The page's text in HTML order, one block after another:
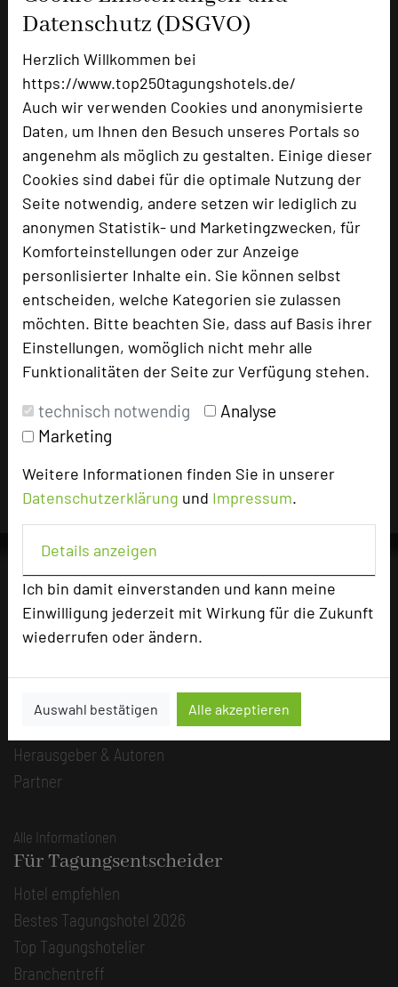
Datenschutz (DSGVO)
Herzlich Willkommen bei
https://www.top250tagungshotels.de/
Auch wir verwenden Cookies und anonymisierte
Daten, um Ihnen den Besuch unseres Portals so
angenehm als möglich zu gestalten. Einige dieser
Cookies sind dabei für die optimale Nutzung der
Seite notwendig, andere setzen wir lediglich zu
anonymen Statistik- und Marketingzwecken, für
Komforteinstellungen oder zur Anzeige
personlisierter Inhalte ein. Sie können selbst
entscheiden, welche Kategorien sie zulassen
möchten. Bitte beachten Sie, dass auf Basis ihrer
Einstellungen, womöglich nicht mehr alle
Funktionalitäten der Seite zur Verfügung stehen.
technisch notwendig
Analyse
Marketing
Weitere Informationen finden Sie in unserer
Datenschutzerklärung und Impressum.
Details anzeigen
Ich bin damit einverstanden und kann meine
Einwilligung jederzeit mit Wirkung für die Zukunft
wiederrufen oder ändern.
Auswahl bestätigen Alle akzeptieren
Doppelzimmer
Einzelzimmer
Besonders geeignet für
Seminar, Konferenz, Event
85 Seiten dieses Hotels wurden in den
vergangenen 30 Tagen auf diesem Portal
aufgerufen.
Impressum zum Hotel
Für die Verwendung der Bilder haben die jeweiligen
Hotels die Nutzungsrechte für dieses Portal eingeräumt
Die Idee
Über uns
Mission
Kategorie
Herausgeber & Autoren
Partner
Alle Informationen
Für Tagungsentscheider
Hotel empfehlen
Bestes Tagungshotel 2026
Top Tagungshotelier
Branchentreff